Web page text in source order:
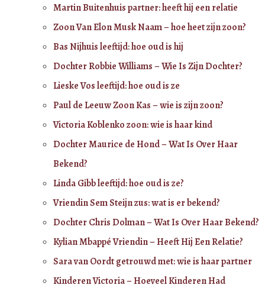
Martin Buitenhuis partner: heeft hij een relatie
Zoon Van Elon Musk Naam – hoe heet zijn zoon?
Bas Nijhuis leeftijd: hoe oud is hij
Dochter Robbie Williams – Wie Is Zijn Dochter?
Lieske Vos leeftijd: hoe oud is ze
Paul de Leeuw Zoon Kas – wie is zijn zoon?
Victoria Koblenko zoon: wie is haar kind
Dochter Maurice de Hond – Wat Is Over Haar
Bekend?
Linda Gibb leeftijd: hoe oud is ze?
Vriendin Sem Steijn zus: wat is er bekend?
Dochter Chris Dolman – Wat Is Over Haar Bekend?
Kylian Mbappé Vriendin – Heeft Hij Een Relatie?
Sara van Oordt getrouwd met: wie is haar partner
Kinderen Victoria – Hoeveel Kinderen Had